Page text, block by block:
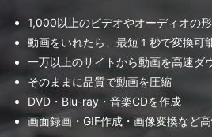
1,000以上のビデオやオーディオの
動画をいれたら、最短１秒で変換可
一万以上のサイトから動画を高速ダ
そのままに品質で動画を圧縮
DVD・Blu-ray・音楽CDを作成
画面録画・GIF作成・画像変換など